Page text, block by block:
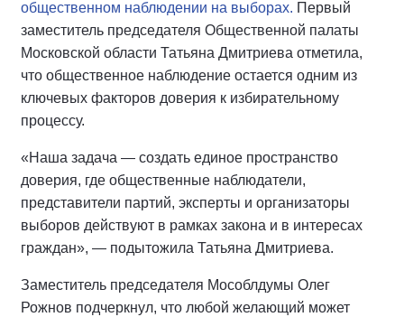
общественном наблюдении на выборах. Первый
заместитель председателя Общественной палаты
Московской области Татьяна Дмитриева отметила,
что общественное наблюдение остается одним из
ключевых факторов доверия к избирательному
процессу.
«Наша задача — создать единое пространство
доверия, где общественные наблюдатели,
представители партий, эксперты и организаторы
выборов действуют в рамках закона и в интересах
граждан», — подытожила Татьяна Дмитриева.
Заместитель председателя Мособлдумы Олег
Рожнов подчеркнул, что любой желающий может